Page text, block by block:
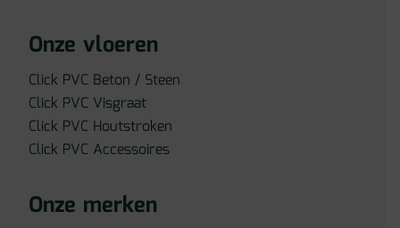
Onze vloeren
Click PVC Beton / Steen
Click PVC Visgraat
Click PVC Houtstroken
Click PVC Accessoires
Onze merken